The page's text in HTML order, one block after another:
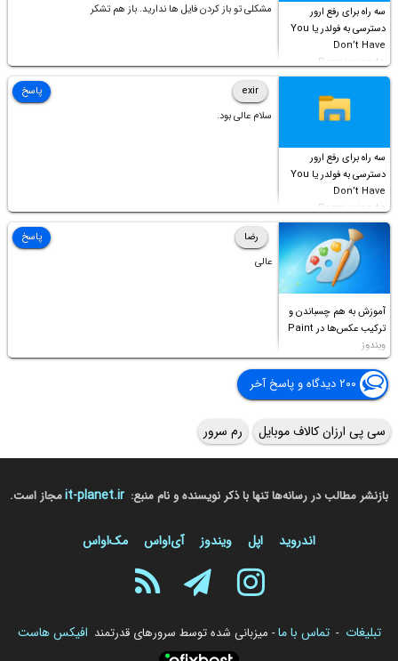
سه راه برای رفع ارور
دسترسی به فولدر یا You
Don’t Have
Permission to
Access this folder
مشکلی تو باز کردن فایل ها ندارید. باز هم تشکر
سه راه برای رفع ارور
دسترسی به فولدر یا You
Don’t Have
Permission to
Access this folder
exir
سلام عالی بود.
پاسخ
آموزش به هم چسباندن و
ترکیب عکس‌ها در Paint
ویندوز
رضا
عالی
پاسخ
۲۰۰ دیدگاه و پاسخ آخر
سی پی ارزان کالاف موبایل رم سرور
بازنشر مطالب در رسانه‌ها تنها با ذکر نویسنده و نام منبع: it-planet.irمجاز است.
اندروید اپل ویندوز آی‌او‌اس مک‌او‌اس
تبلیغات - تماس با ما- میزبانی شده توسط سرورهای قدرتمند افیکس هاست